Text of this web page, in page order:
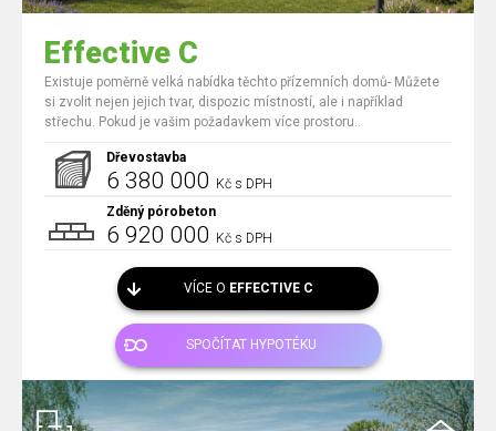
Effective C
Existuje poměrně velká nabídka těchto přízemních domů- Můžete
si zvolit nejen jejich tvar, dispozic místností, ale i například
střechu. Pokud je vašim požadavkem více prostoru..
Dřevostavba
6 380 000 Kč s DPH
Zděný pórobeton
6 920 000 Kč s DPH
VÍCE O EFFECTIVE C
SPOČÍTAT HYPOTÉKU